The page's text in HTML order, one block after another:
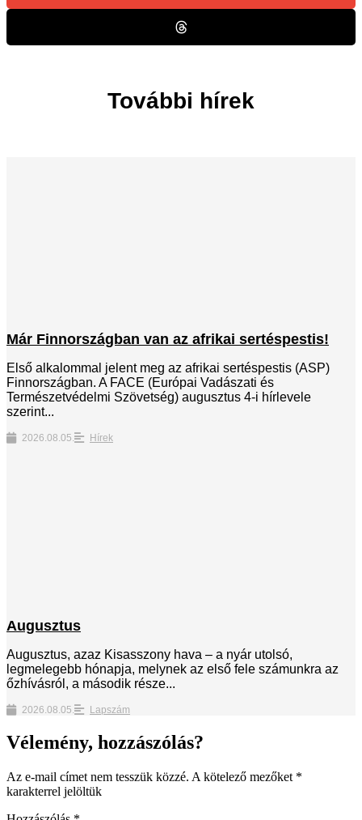
További hírek
Már Finnországban van az afrikai sertéspestis!
Első alkalommal jelent meg az afrikai sertéspestis (ASP)
Finnországban. A FACE (Európai Vadászati és
Természetvédelmi Szövetség) augusztus 4-i hírlevele
szerint...
2026.08.05. Hírek
Augusztus
Augusztus, azaz Kisasszony hava – a nyár utolsó,
legmelegebb hónapja, melynek az első fele számunkra az
őzhívásról, a második része...
2026.08.05. Lapszám
Vélemény, hozzászólás?
Az e-mail címet nem tesszük közzé. A kötelező mezőket *
karakterrel jelöltük